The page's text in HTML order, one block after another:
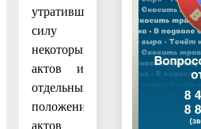
утратившими
силу
некоторых
актов и
отдельных
положений
актов